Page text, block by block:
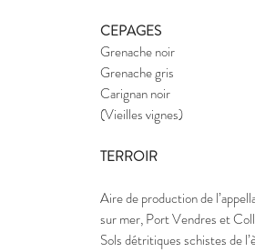
CEPAGES
Grenache noir
Grenache gris
Carignan noir
(Vieilles vignes)
TERROIR
Aire de production de
sur mer, Port Vendres et
Sols détritiques schistes de